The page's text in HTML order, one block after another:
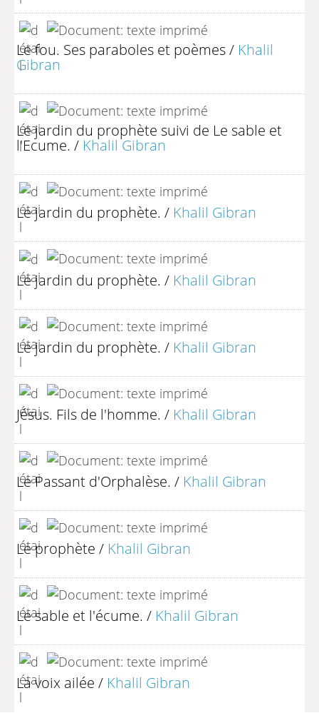
Le fou. Ses paraboles et poèmes/ Khalil
Gibran
Le jardin du prophète suivi de Le sable et
l'Ecume. / Khalil Gibran
Le jardin du prophète. / Khalil Gibran
Le jardin du prophète. / Khalil Gibran
Le jardin du prophète. / Khalil Gibran
Jésus. Fils de l'homme. / Khalil Gibran
Le Passant d'Orphalèse. / Khalil Gibran
Le prophète / Khalil Gibran
Le sable et l'écume. / Khalil Gibran
La voix ailée / Khalil Gibran